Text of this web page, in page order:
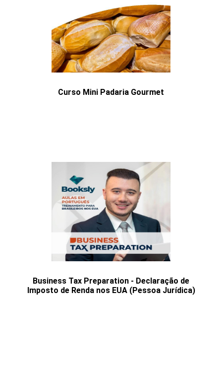
Curso Mini Padaria Gourmet
Business Tax Preparation - Declaração de
Imposto de Renda nos EUA (Pessoa Jurídica)